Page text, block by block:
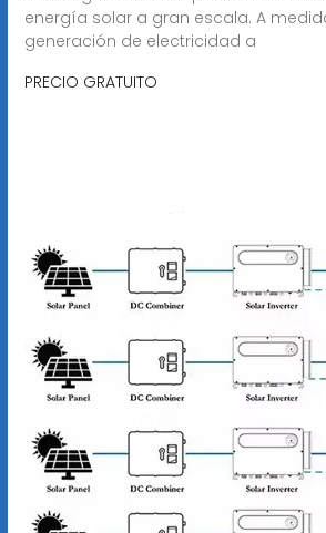
energía solar a gran escala. A
generación de electricidad a
PRECIO GRATUITO